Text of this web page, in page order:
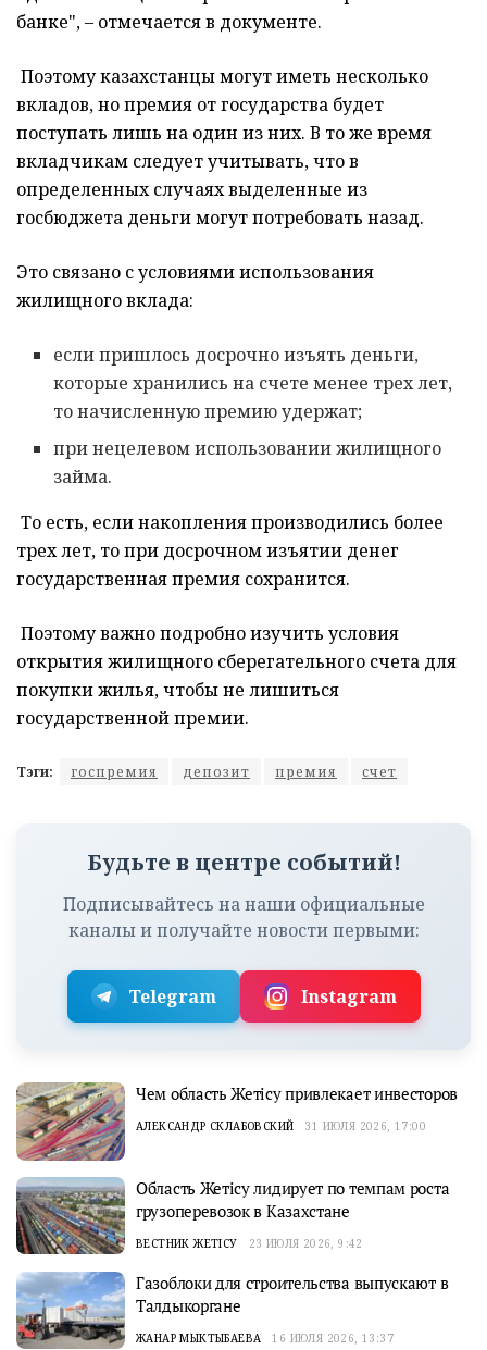
банке", – отмечается в документе.
Поэтому казахстанцы могут иметь несколько
вкладов, но премия от государства будет
поступать лишь на один из них. В то же время
вкладчикам следует учитывать, что в
определенных случаях выделенные из
госбюджета деньги могут потребовать назад.
Это связано с условиями использования
жилищного вклада:
если пришлось досрочно изъять деньги,
которые хранились на счете менее трех лет,
то начисленную премию удержат;
при нецелевом использовании жилищного
займа.
То есть, если накопления производились более
трех лет, то при досрочном изъятии денег
государственная премия сохранится.
Поэтому важно подробно изучить условия
открытия жилищного сберегательного счета для
покупки жилья, чтобы не лишиться
государственной премии.
Тэги: госпремия депозит премия счет
Будьте в центре событий!
Подписывайтесь на наши официальные
каналы и получайте новости первыми:
Telegram Instagram
Чем область Жетісу привлекает инвесторов
АЛЕКСАНДР СКЛАБОВСКИЙ 31 ИЮЛЯ 2026, 17:00
Область Жетісу лидирует по темпам роста
грузоперевозок в Казахстане
ВЕСТНИК ЖЕТІСУ 23 ИЮЛЯ 2026, 9:42
Газоблоки для строительства выпускают в
Талдыкоргане
ЖАНАР МЫКТЫБАЕВА 16 ИЮЛЯ 2026, 13:37